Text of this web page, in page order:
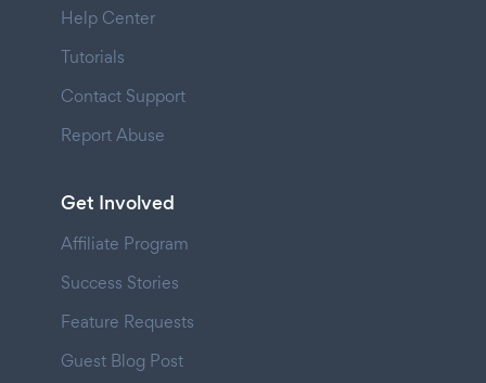
Help Center
Tutorials
Contact Support
Report Abuse
Get Involved
Affiliate Program
Success Stories
Feature Requests
Guest Blog Post